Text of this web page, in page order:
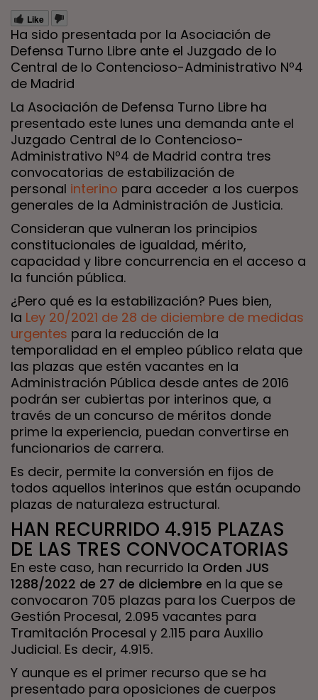
Like
Ha sido presentada por la Asociación de
Defensa Turno Libre ante el Juzgado de lo
Central de lo Contencioso-Administrativo Nº4
de Madrid
La Asociación de Defensa Turno Libre ha
presentado este lunes una demanda ante el
Juzgado Central de lo Contencioso-
Administrativo Nº4 de Madrid contra tres
convocatorias de estabilización de
personal interino para acceder a los cuerpos
generales de la Administración de Justicia.
Consideran que vulneran los principios
constitucionales de igualdad, mérito,
capacidad y libre concurrencia en el acceso a
la función pública.
¿Pero qué es la estabilización? Pues bien,
la Ley 20/2021 de 28 de diciembre de medidas
urgentes para la reducción de la
temporalidad en el empleo público relata que
las plazas que estén vacantes en la
Administración Pública desde antes de 2016
podrán ser cubiertas por interinos que, a
través de un concurso de méritos donde
prime la experiencia, puedan convertirse en
funcionarios de carrera.
Es decir, permite la conversión en fijos de
todos aquellos interinos que están ocupando
plazas de naturaleza estructural.
HAN RECURRIDO 4.915 PLAZAS
DE LAS TRES CONVOCATORIAS
En este caso, han recurrido la Orden JUS
1288/2022 de 27 de diciembre en la que se
convocaron 705 plazas para los Cuerpos de
Gestión Procesal, 2.095 vacantes para
Tramitación Procesal y 2.115 para Auxilio
Judicial. Es decir, 4.915.
Y aunque es el primer recurso que se ha
presentado para oposiciones de cuerpos